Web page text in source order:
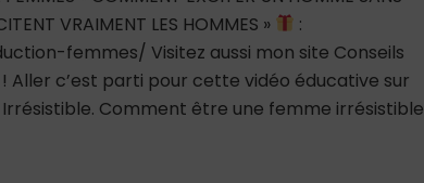
VRAIMENT LES HOMMES »
:
femmes/ Visitez aussi mon site Conseils
Aller c’est parti pour cette vidéo éducative sur
Irrésistible. Comment être une femme irrésistible